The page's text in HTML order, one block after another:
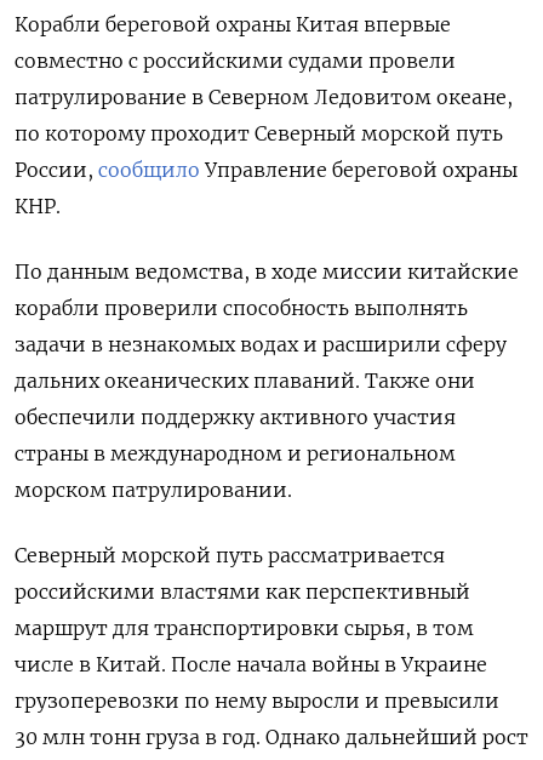
Корабли береговой охраны Китая впервые
совместно с российскими судами провели
патрулирование в Северном Ледовитом океане,
по которому проходит Северный морской путь
России, сообщило Управление береговой охраны
КНР.
По данным ведомства, в ходе миссии китайские
корабли проверили способность выполнять
задачи в незнакомых водах и расширили сферу
дальних океанических плаваний. Также они
обеспечили поддержку активного участия
страны в международном и региональном
морском патрулировании.
Северный морской путь рассматривается
российскими властями как перспективный
маршрут для транспортировки сырья, в том
числе в Китай. После начала войны в Украине
грузоперевозки по нему выросли и превысили
30 млн тонн груза в год. Однако дальнейший рост